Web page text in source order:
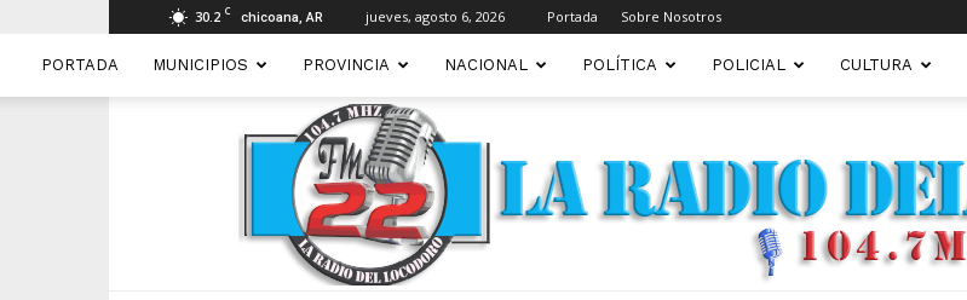
30.2 C chicoana, AR jueves, agosto 6, 2026 Portada Sobre Nosotros
PORTADA MUNICIPIOS PROVINCIA NACIONAL POLÍTICA POLICIAL CULTURA